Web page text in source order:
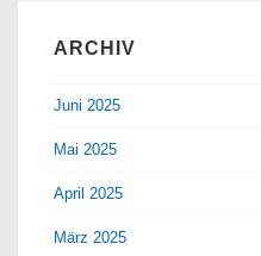
ARCHIV
Juni 2025
Mai 2025
April 2025
März 2025